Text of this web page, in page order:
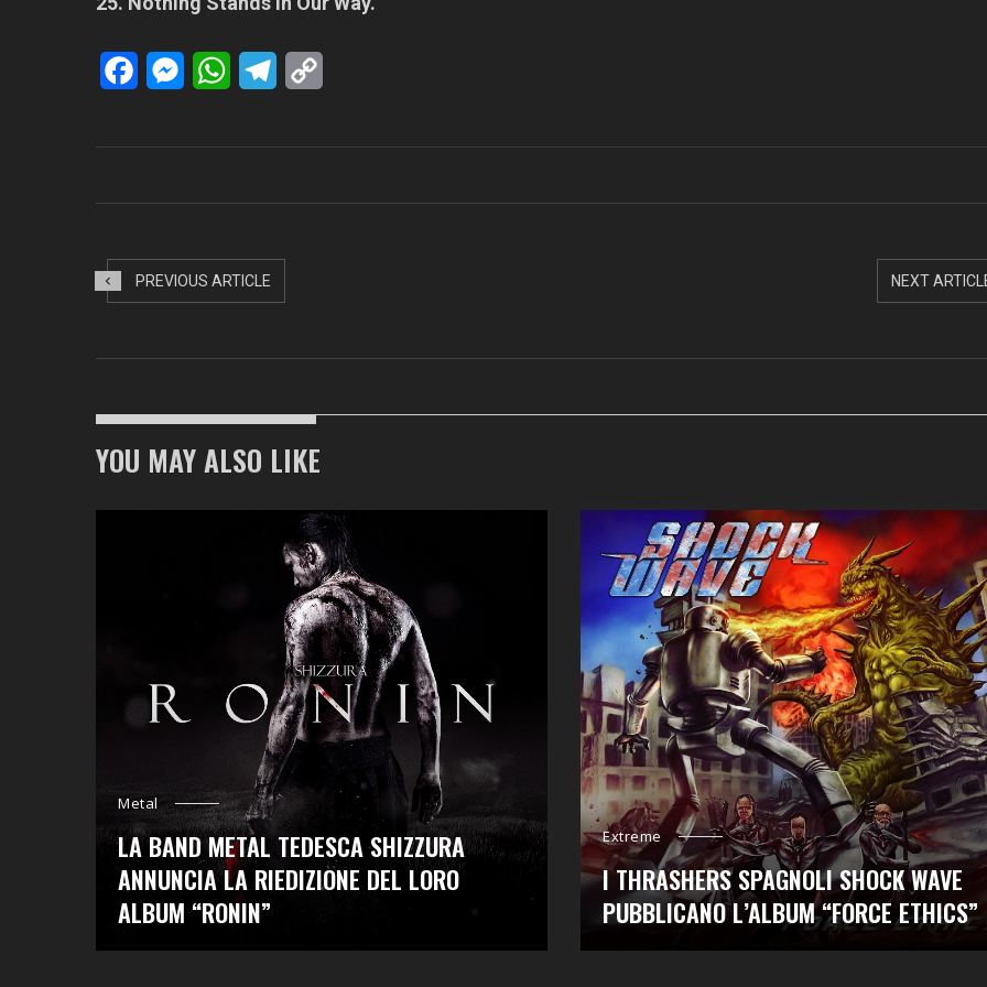
FacebookMessengerWhatsAppTelegram
PREVIOUS ARTICLE NEXT
YOU MAY ALSO LIKE
Metal
LA BAND METAL TEDESCA SHIZZURA
ANNUNCIA LA RIEDIZIONE DEL LORO
ALBUM “RONIN”
Extreme
I THRASHERS SPAGNOLI SHOCK WAVE
PUBBLICANO L’ALBUM “FORCE ETHICS”